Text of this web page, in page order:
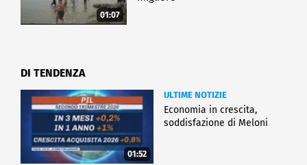
01:07
DI TENDENZA
01:52
ULTIME NOTIZIE
Economia in crescita,
soddisfazione di Meloni